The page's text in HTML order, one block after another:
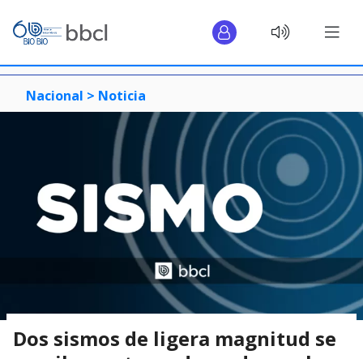
Nacional > Noticia
Dos sismos de ligera magnitud se